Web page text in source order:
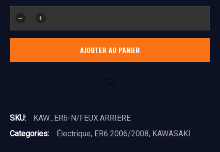
feux
AJOUTER AU PANIER
SKU:
KAW_ER6-N/FEUX.ARRIERE
Categories:
Électrique, ER6 2006/2008, KAWASAKI